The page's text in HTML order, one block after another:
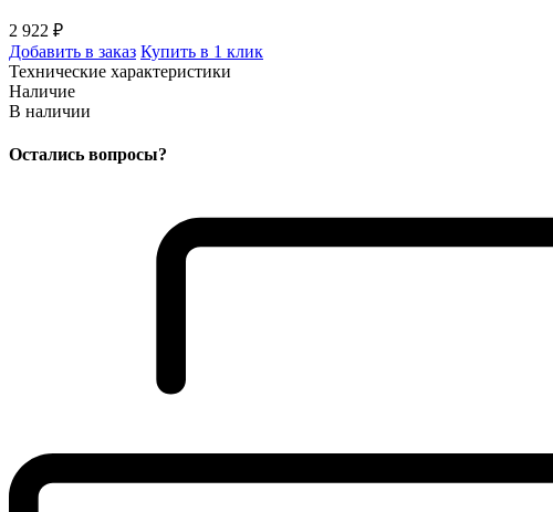
2 922 ₽
Добавить в заказ Купить в 1 клик
Технические характеристики
Наличие
В наличии
Остались вопросы?